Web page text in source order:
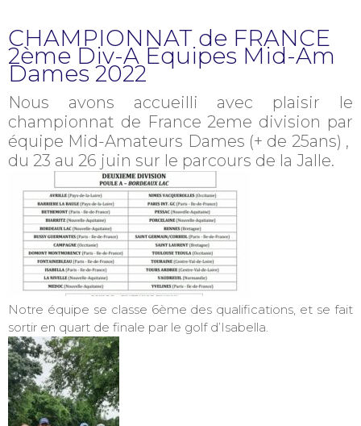
CHAMPIONNAT de FRANCE
2ème Div-A Equipes Mid-Am
Dames 2022
Nous avons accueilli avec plaisir le
championnat de France 2eme division par
équipe Mid-Amateurs Dames (+ de 25ans) ,
du 23 au 26 juin sur le parcours de la Jalle.
Notre équipe se classe 6ème des qualifications, et se fait
sortir en quart de finale par le golf d’Isabella.